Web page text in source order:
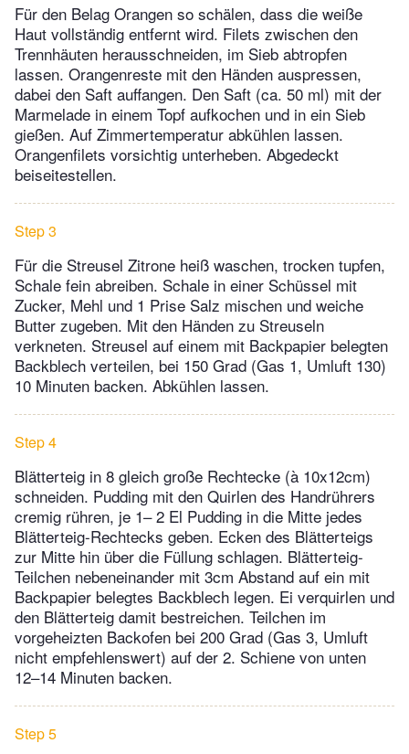
Für den Belag Orangen so schälen, dass die weiße
Haut vollständig entfernt wird. Filets zwischen den
Trennhäuten herausschneiden, im Sieb abtropfen
lassen. Orangenreste mit den Händen auspressen,
dabei den Saft auffangen. Den Saft (ca. 50 ml) mit der
Marmelade in einem Topf aufkochen und in ein Sieb
gießen. Auf Zimmertemperatur abkühlen lassen.
Orangenfilets vorsichtig unterheben. Abgedeckt
beiseitestellen.
Step 3
Für die Streusel Zitrone heiß waschen, trocken tupfen,
Schale fein abreiben. Schale in einer Schüssel mit
Zucker, Mehl und 1 Prise Salz mischen und weiche
Butter zugeben. Mit den Händen zu Streuseln
verkneten. Streusel auf einem mit Backpapier belegten
Backblech verteilen, bei 150 Grad (Gas 1, Umluft 130)
10 Minuten backen. Abkühlen lassen.
Step 4
Blätterteig in 8 gleich große Rechtecke (à 10x12cm)
schneiden. Pudding mit den Quirlen des Handrührers
cremig rühren, je 1– 2 El Pudding in die Mitte jedes
Blätterteig-Rechtecks geben. Ecken des Blätterteigs
zur Mitte hin über die Füllung schlagen. Blätterteig-
Teilchen nebeneinander mit 3cm Abstand auf ein mit
Backpapier belegtes Backblech legen. Ei verquirlen und
den Blätterteig damit bestreichen. Teilchen im
vorgeheizten Backofen bei 200 Grad (Gas 3, Umluft
nicht empfehlenswert) auf der 2. Schiene von unten
12–14 Minuten backen.
Step 5